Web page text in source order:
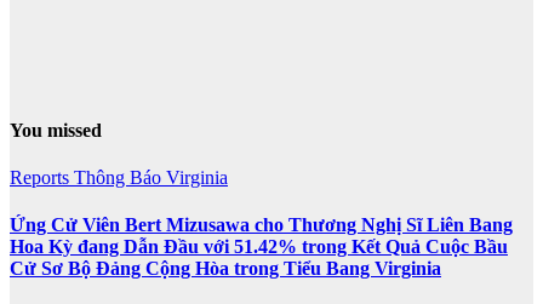
You missed
Reports Thông Báo Virginia
Ứng Cử Viên Bert Mizusawa cho Thương Nghị Sĩ Liên Bang
Hoa Kỳ đang Dẫn Đầu với 51.42% trong Kết Quả Cuộc Bầu
Cử Sơ Bộ Đảng Cộng Hòa trong Tiểu Bang Virginia